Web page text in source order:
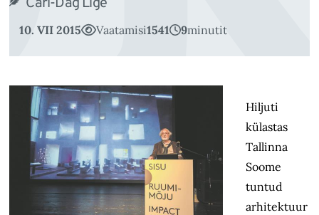
Carl-Dag Lige
10. VII 2015 Vaatamisi1541 9minutit
Hiljuti
külastas
Tallinna
Soome
tuntud
arhitektuur